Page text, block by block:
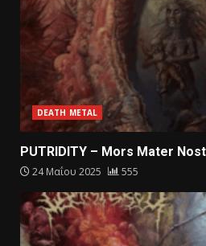
DEATH METAL
PUTRIDITY – Mors Mater
24 Μαΐου 2025 555